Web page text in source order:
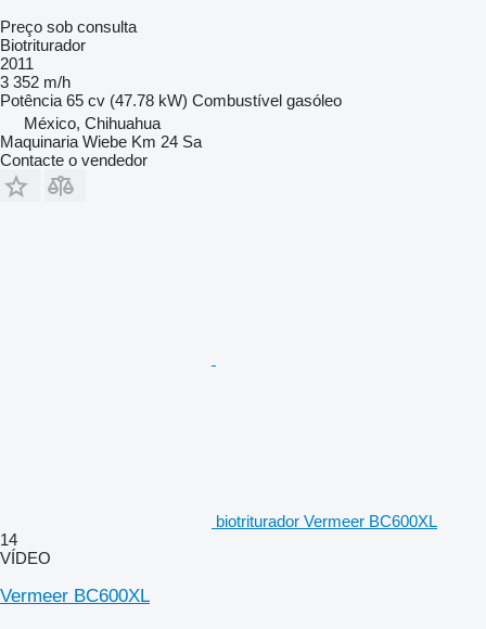
Preço sob consulta
Biotriturador
2011
3 352 m/h
Potência 65 cv (47.78 kW) Combustível gasóleo
México, Chihuahua
Maquinaria Wiebe Km 24 Sa
Contacte o vendedor
biotriturador Vermeer BC600XL
14
VÍDEO
Vermeer BC600XL